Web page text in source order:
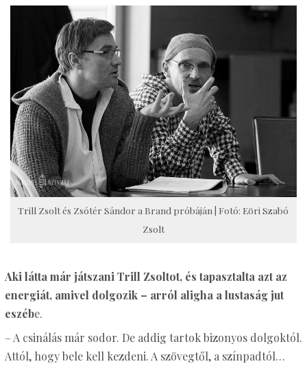
Trill Zsolt és Zsótér Sándor a Brand próbáján | Fotó: Eöri Szabó
Zsolt
Aki látta már játszani Trill Zsoltot, és tapasztalta azt az
energiát, amivel dolgozik – arról aligha a lustaság jut
eszébe.
– A csinálás már sodor. De addig tartok bizonyos dolgoktól.
Attól, hogy bele kell kezdeni. A szövegtől, a színpadtól…